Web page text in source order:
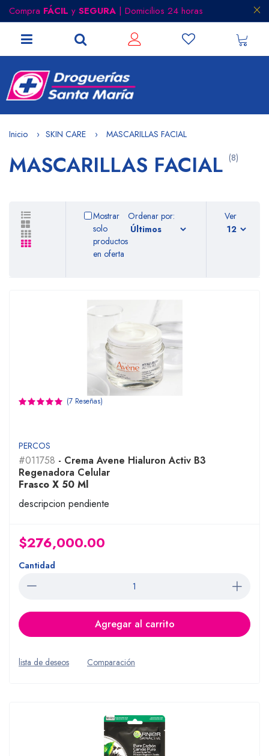
Compra FÁCIL y SEGURA | Domicilios 24 horas
Inicio SKIN CARE MASCARILLAS FACIAL
MASCARILLAS FACIAL (8)
Mostrar
solo
productos
en oferta
Ordenar por: Ver
(7 Reseñas)
PERCOS
#011758 - Crema Avene Hialuron Activ B3
Regenadora Celular
Frasco X 50 Ml
descripcion pendiente
$276,000.00
Cantidad
Agregar al carrito
lista de deseos Comparación